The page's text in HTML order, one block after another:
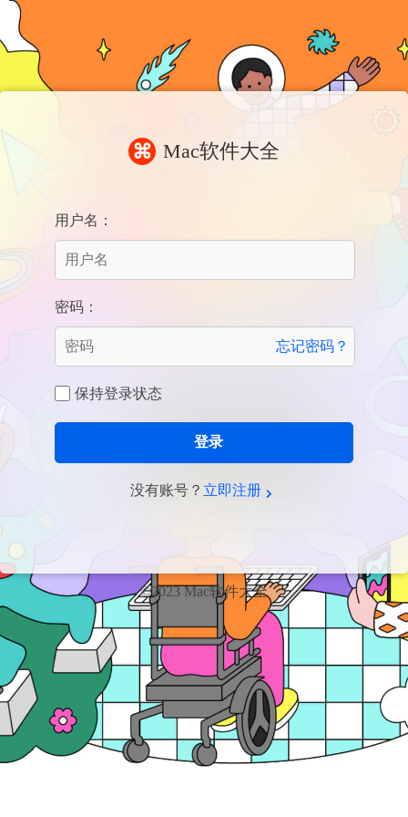
⌘ Mac软件大全
用户名：
密码：
忘记密码？
保持登录状态
登录
没有账号？ 立即注册
©2023 Mac软件大全